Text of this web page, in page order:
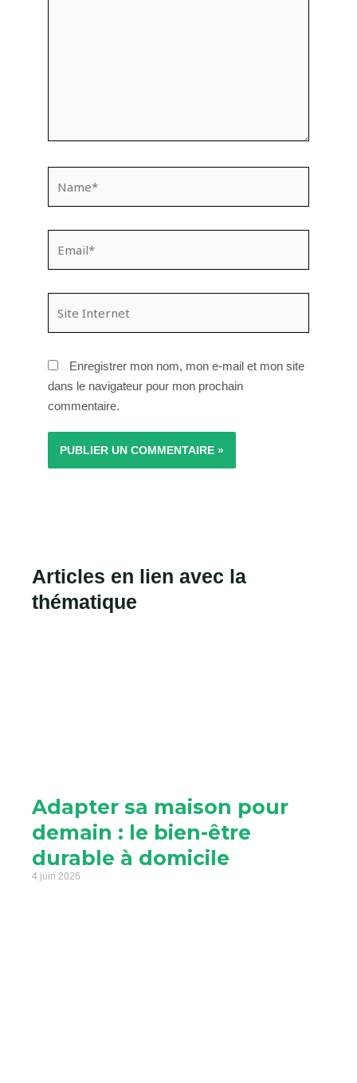
Internet
Enregistrer mon nom, mon e-mail et mon site
dans le navigateur pour mon prochain
commentaire.
Articles en lien avec la
thématique
Adapter sa maison pour
demain : le bien-être
durable à domicile
4 juin 2026